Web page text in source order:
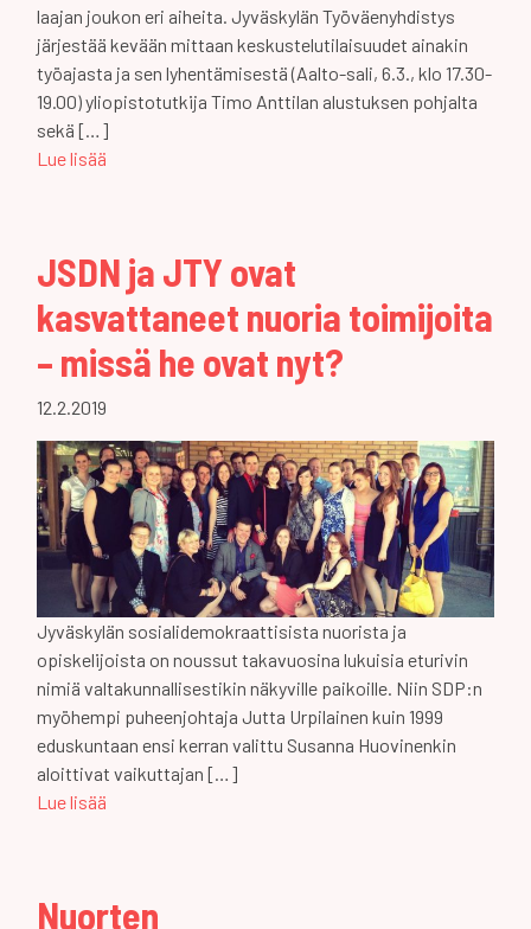
laajan joukon eri aiheita. Jyväskylän Työväenyhdistys
järjestää kevään mittaan keskustelutilaisuudet ainakin
työajasta ja sen lyhentämisestä (Aalto-sali, 6.3., klo 17.30-
19.00) yliopistotutkija Timo Anttilan alustuksen pohjalta
sekä […]
Lue lisää
JSDN ja JTY ovat
kasvattaneet nuoria toimijoita
– missä he ovat nyt?
12.2.2019
Jyväskylän sosialidemokraattisista nuorista ja
opiskelijoista on noussut takavuosina lukuisia eturivin
nimiä valtakunnallisestikin näkyville paikoille. Niin SDP:n
myöhempi puheenjohtaja Jutta Urpilainen kuin 1999
eduskuntaan ensi kerran valittu Susanna Huovinenkin
aloittivat vaikuttajan […]
Lue lisää
Nuorten